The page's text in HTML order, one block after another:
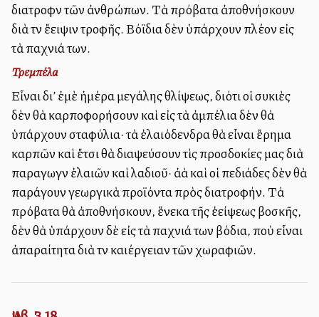
διατροφὴν τῶν ἀνθρώπων. Τὰ πρόβατα ἀποθνήσκουν
διὰ τὴν ἔλλειψιν τροφῆς. Βόϊδια δὲν ὑπάρχουν πλέον εἰς
τὰ παχνιά των.
Τρεμπέλα
Εἶναι δι’ ἐμὲ ἡμέρα μεγάλης θλίψεως, διότι οἱ συκιὲς
δὲν θὰ καρποφορήσουν καὶ εἰς τὰ ἀμπέλια δὲν θὰ
ὑπάρχουν σταφύλια· τὰ ἐλαιόδενδρα θὰ εἶναι ἔρημα
καρπῶν καὶ ἔτσι θὰ διαψεύσουν τὶς προσδοκίες μας διὰ
παραγωγὴν ἐλαιῶν καὶ λαδιοῦ· ἀλλὰ καὶ οἱ πεδιάδες δὲν θὰ
παράγουν γεωργικὰ προϊόντα πρὸς διατροφήν. Τὰ
πρόβατα θὰ ἀποθνήσκουν, ἕνεκα τῆς ἐλλείψεως βοσκῆς,
δὲν θὰ ὑπάρχουν δὲ εἰς τὰ παχνιά των βόδια, ποὺ εἶναι
ἀπαραίτητα διὰ τὴν καλλιέργειαν τῶν χωραφιῶν.